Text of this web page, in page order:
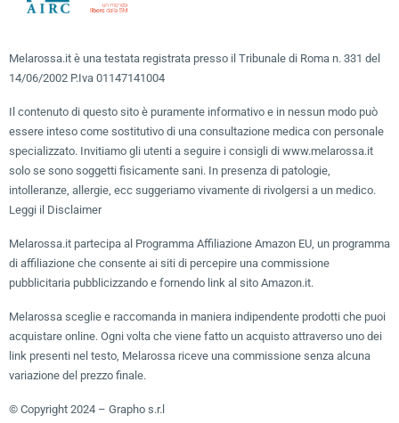
Melarossa.it è una testata registrata presso il Tribunale di Roma n. 331 del
14/06/2002 P.Iva 01147141004
Il contenuto di questo sito è puramente informativo e in nessun modo può
essere inteso come sostitutivo di una consultazione medica con personale
specializzato. Invitiamo gli utenti a seguire i consigli di www.melarossa.it
solo se sono soggetti fisicamente sani. In presenza di patologie,
intolleranze, allergie, ecc suggeriamo vivamente di rivolgersi a un medico.
Leggi il Disclaimer
Melarossa.it partecipa al Programma Affiliazione Amazon EU, un programma
di affiliazione che consente ai siti di percepire una commissione
pubblicitaria pubblicizzando e fornendo link al sito Amazon.it.
Melarossa sceglie e raccomanda in maniera indipendente prodotti che puoi
acquistare online. Ogni volta che viene fatto un acquisto attraverso uno dei
link presenti nel testo, Melarossa riceve una commissione senza alcuna
variazione del prezzo finale.
© Copyright 2024 – Grapho s.r.l